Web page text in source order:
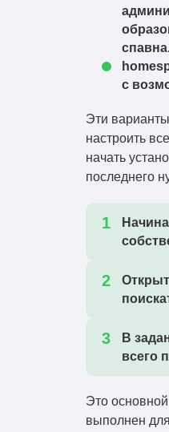
с
Эти
настроить
начать
последнего
В
всего
Это
выполнен